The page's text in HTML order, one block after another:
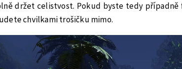
držet celistvost. Pokud byste tedy případně
chvilkami trošičku mimo.